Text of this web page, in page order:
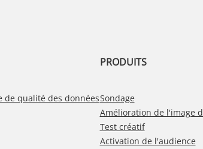
de qualité des données
PRODUITS
Sondage
Amélioration de l'image
Test créatif
Activation de l'audience